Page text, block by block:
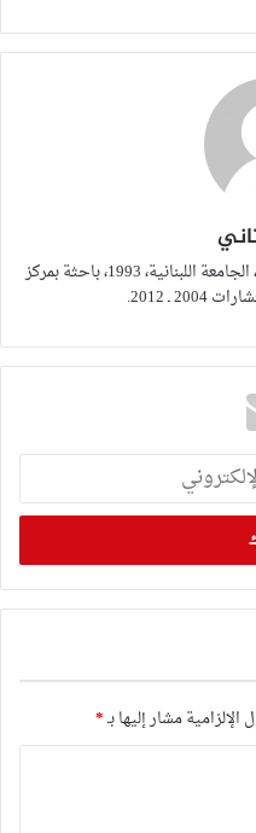
باحثة ومترجمة لبنانية، بكالوريوس إعلام، الجامعة اللبنانية، 1993، باحثة بمركز
ـ 2012.
الإلزامية مشار إليها بـ*